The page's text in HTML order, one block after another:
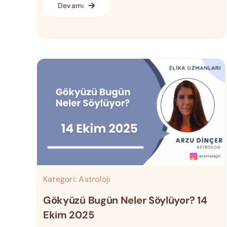
Devamı
Kategori:Astroloji
Gökyüzü Bugün Neler Söylüyor? 14
Ekim 2025